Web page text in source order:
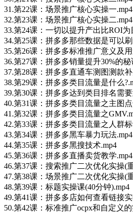
31.第22课：场景推广核心实操一.mp4
32.第23课：场景推广核心实操二.mp4
33.第24课：一切以提升产出比ROI为
34.第25课：拼多多那些数据是可以
35.第26课：拼多多标准推广意义及用
36.第27课：拼多多销量提升30%的秘
37.第28课：拼多多直通车测图测款
38.第29课：拼多多类目流量是什么
39.第30课：拼多多达到类目排名需
40.第31课：拼多多类目流量之主图
41.第32课：拼多多类目流量之
42.第33课：拼多多类目流量之人群
43.第34课：拼多多黑车暴力玩法.mp4
44.第35课：拼多多黑搜技术.mp4
45.第36课：拼多多直播卖货教学.mp4
46.第37课：搜索推广二次优化实操(
47.第38课：场景推广二次优化实操(
48.第39课：标题实操课(40分钟).mp4
49.第41课：拼多多店如何查看链接
50.第42课：标准推广ocpx和自定义